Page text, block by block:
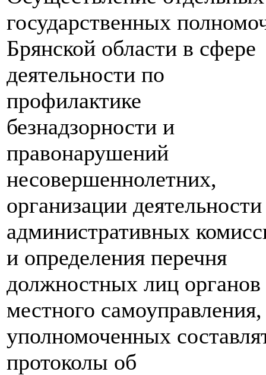
государственных
Брянской области в сфере
деятельности по
профилактике
безнадзорности и
правонарушений
несовершеннолетних,
организации деятельности
административных
и определения перечня
должностных лиц органов
местного самоуправления,
уполномоченных
протоколы об